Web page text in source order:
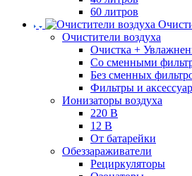
60 литров
Очистители воздуха
Очистка +
Cо сменными
Без сменных
Фильтры и
Ионизаторы воздуха
220 В
12 В
От батарейки
Обеззараживатели
Рециркуляторы